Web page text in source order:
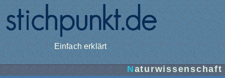
Einfach erklärt
Naturwissenschaft